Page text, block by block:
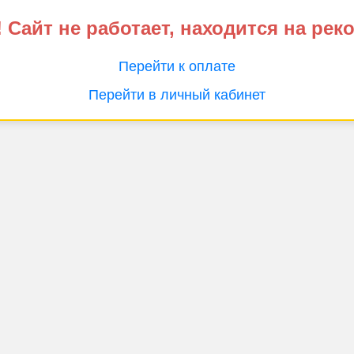
не работает, находится на
Перейти к оплате
Перейти в личный кабинет